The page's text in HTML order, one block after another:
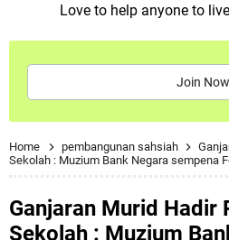
Love to help anyone to
Join Now
Home pembangunan sahsiah
Sekolah : Muzium Bank Negara sempena
Ganjaran Murid Hadir
Sekolah : Muzium